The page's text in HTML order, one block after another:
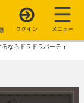
ならドラドラパーティ